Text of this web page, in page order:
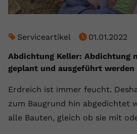
Serviceartikel
01.01.2022
Abdichtung Keller: Abdichtung
geplant und ausgeführt werden
Erdreich ist immer feucht.
zum Baugrund hin abgedichtet
alle Bauten, gleich ob sie mit